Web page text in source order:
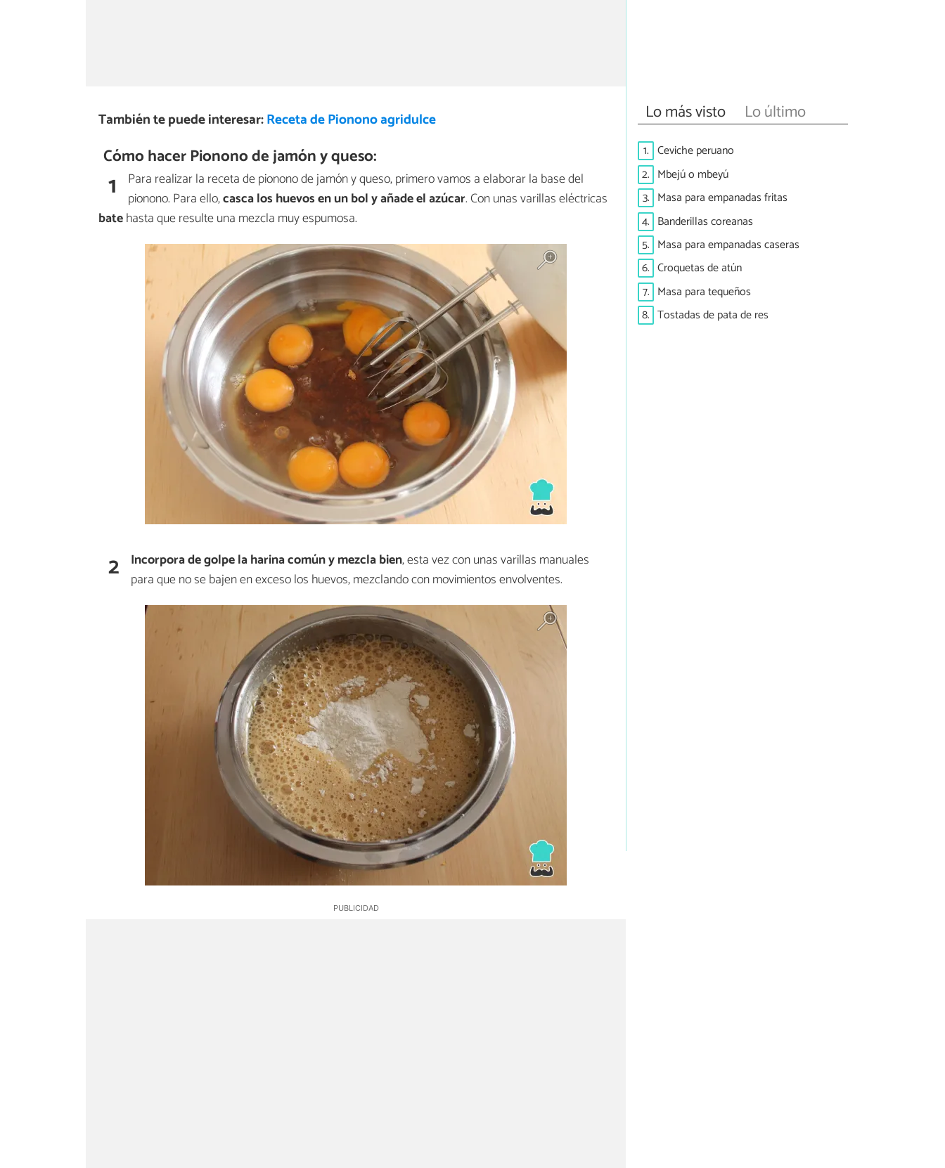
También te puede interesar:Receta de Pionono agridulce
Cómo hacer Pionono de jamón y queso:
1
Para realizar la receta de pionono de jamón y queso, primero vamos a elaborar la base del
pionono. Para ello,casca los huevos en un bol y añade el azúcar. Con unas varillas eléctricas
batehasta que resulte una mezcla muy espumosa.
2 Incorpora de golpe la harina común y mezcla bien, esta vez con unas varillas manuales
para que no se bajen en exceso los huevos, mezclando con movimientos envolventes.
Lo más visto Lo último
1. Ceviche peruano
2. Mbejú o mbeyú
3. Masa para empanadas fritas
4. Banderillas coreanas
5. Masa para empanadas caseras
6. Croquetas de atún
7. Masa para tequeños
8. Tostadas de pata de res